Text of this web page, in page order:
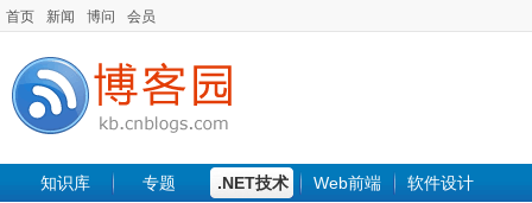
首页 新闻 博问 会员
知识库 专题 .NET技术 Web前端 软件设计